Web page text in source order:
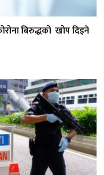
बिरुद्धको खोप दिइने